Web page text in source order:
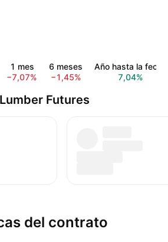
1 mes
−7,07%
6 meses
−1,45%
Año hasta la fecha
7,04%
Futures
del contrato